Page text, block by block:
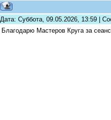
Дата: Суббота, 09.05.2026, 13:59 |
Благодарю Мастеров Круга за